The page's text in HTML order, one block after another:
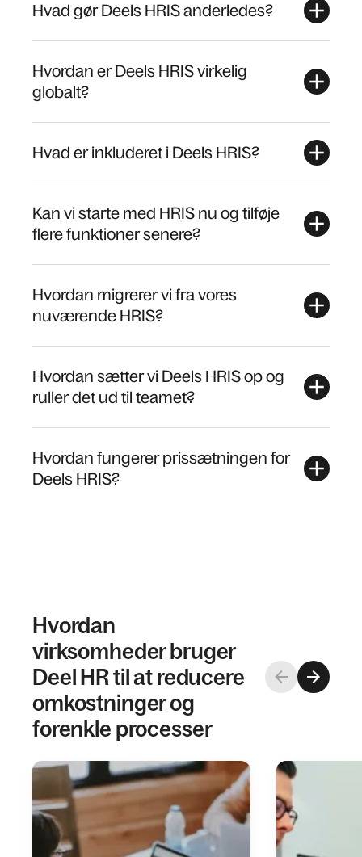
Hvad gør Deels HRIS anderledes?
Hvordan er Deels HRIS virkelig
globalt?
Hvad er inkluderet i Deels HRIS?
Kan vi starte med HRIS nu og tilføje
flere funktioner senere?
Hvordan migrerer vi fra vores
nuværende HRIS?
Hvordan sætter vi Deels HRIS op og
ruller det ud til teamet?
Hvordan fungerer prissætningen for
Deels HRIS?
Hvordan
virksomheder bruger
Deel HR til at reducere
omkostninger og
forenkle processer